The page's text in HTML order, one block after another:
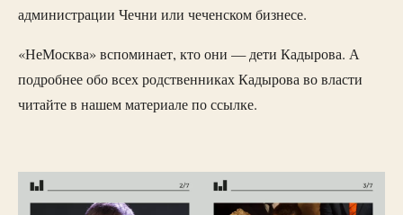
администрации Чечни или чеченском бизнесе.
«НеМосква» вспоминает, кто они — дети Кадырова. А
подробнее обо всех родственниках Кадырова во власти
читайте в нашем материале по ссылке.